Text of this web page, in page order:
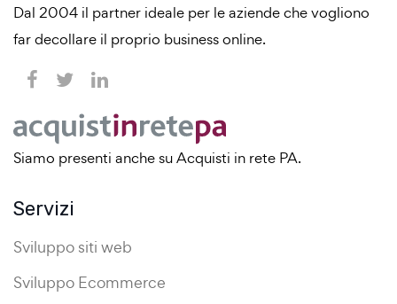
Dal 2004 il partner ideale per le aziende che vogliono
far decollare il proprio business online.
Siamo presenti anche su Acquisti in rete PA.
Servizi
Sviluppo siti web
Sviluppo Ecommerce